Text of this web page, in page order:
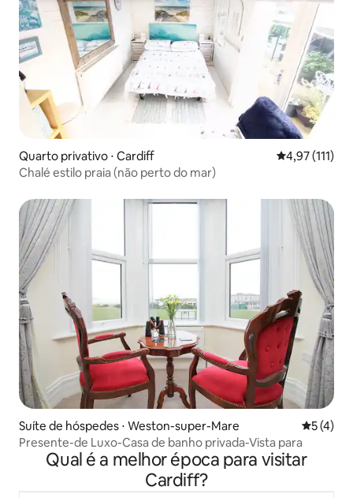
Quarto privativo ⋅ Cardiff 4,97 de uma
4,97 (111)
Chalé estilo praia (não perto do mar)
Suíte de hóspedes ⋅ Weston-super-Mare 5 de
5 (4)
Presente-de Luxo-Casa de banho privada-Vista para
Qual é a melhor época para visitar
Cardiff?